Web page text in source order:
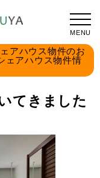
MENU
アハウス物件のお
ェアハウス物件情
てきました